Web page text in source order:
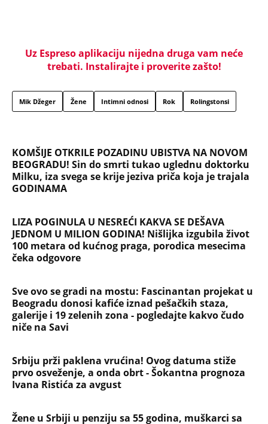
NAJČITANIJE NAJNOVIJE
Evropa optužila Rusiju za važnu stvar
koja se tiče Irana: Znamo da to rade
Preminula na licu mesta, istraga u
toku!
Briše holesterol i čuva zglobove: Ova
riba je 3 puta zdravija od lososa, ne
OSTAVILA, A ONDA SE ZA 3 DANA